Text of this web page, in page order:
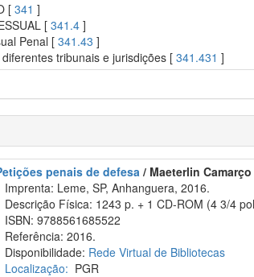
[341 ]
[341.4 ]
Penal [341.43 ]
tribunais e jurisdições [341.431 ]
penais de defesa / Maeterlin
Imprenta: Leme, SP, Anhanguera, 2016.
Descrição Física: 1243 p. + 1 CD-ROM (4 3/4
ISBN: 9788561685522
Referência: 2016.
Disponibilidade: Rede Virtual de Bibliotecas
Localização: PGR